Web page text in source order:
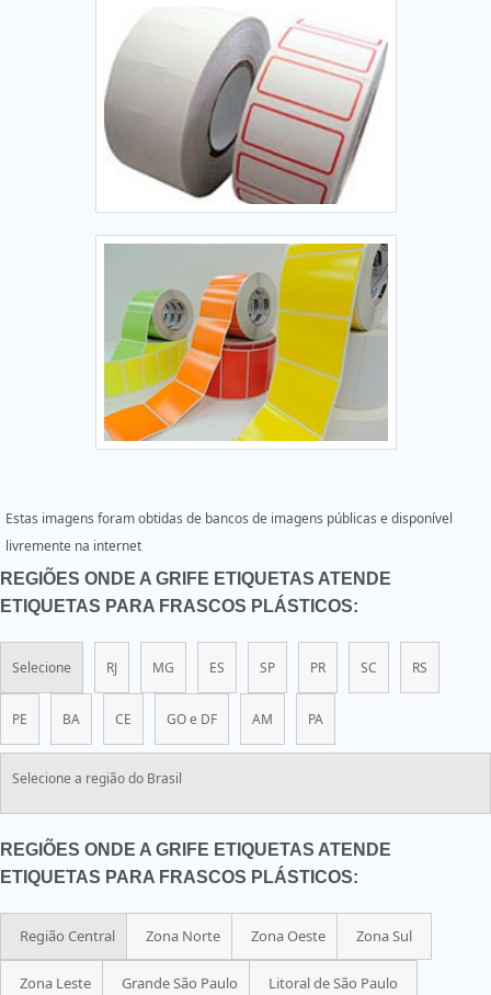
Estas imagens foram obtidas de bancos de imagens públicas e disponível
livremente na internet
REGIÕES ONDE A GRIFE ETIQUETAS ATENDE
ETIQUETAS PARA FRASCOS PLÁSTICOS:
Selecione RJ MG ES SP PR SC RS
PE BA CE GO e DF AM PA
Selecione a região do Brasil
REGIÕES ONDE A GRIFE ETIQUETAS ATENDE
ETIQUETAS PARA FRASCOS PLÁSTICOS:
Região Central Zona Norte Zona Oeste Zona Sul
Zona Leste Grande São Paulo Litoral de São Paulo